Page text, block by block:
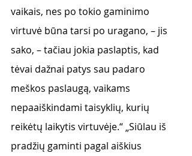
vaikais, nes po tokio gaminimo
virtuvė būna tarsi po uragano, – jis
sako, – tačiau jokia paslaptis, kad
tėvai dažnai patys sau padaro
meškos paslaugą, vaikams
nepaaiškindami taisyklių, kurių
reikėtų laikytis virtuvėje.“ „Siūlau iš
pradžių gaminti pagal aiškius